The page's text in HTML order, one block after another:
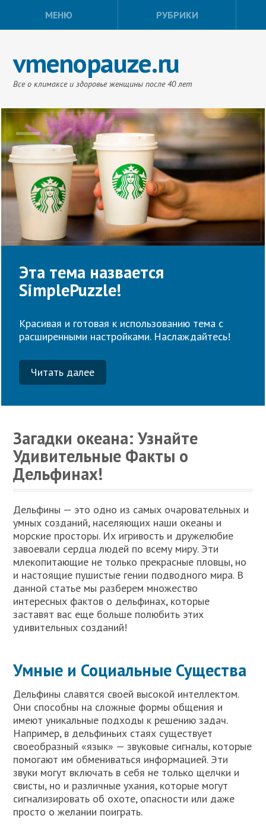
МЕНЮ РУБРИКИ
vmenopauze.ru
Все о климаксе и здоровье женщины после 40 лет
Эта тема назвается
SimplePuzzle!
Красивая и готовая к использованию тема с
расширенными настройками. Наслаждайтесь!
Читать далее
Загадки океана: Узнайте
Удивительные Факты о
Дельфинах!
Дельфины — это одно из самых очаровательных и
умных созданий, населяющих наши океаны и
морские просторы. Их игривость и дружелюбие
завоевали сердца людей по всему миру. Эти
млекопитающие не только прекрасные пловцы, но
и настоящие пушистые гении подводного мира. В
данной статье мы разберем множество
интересных фактов о дельфинах, которые
заставят вас еще больше полюбить этих
удивительных созданий!
Умные и Социальные Существа
Дельфины славятся своей высокой интеллектом.
Они способны на сложные формы общения и
имеют уникальные подходы к решению задач.
Например, в дельфиньих стаях существует
своеобразный «язык» — звуковые сигналы, которые
помогают им обмениваться информацией. Эти
звуки могут включать в себя не только щелчки и
свисты, но и различные ухания, которые могут
сигнализировать об охоте, опасности или даже
просто о желании поиграть.